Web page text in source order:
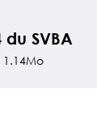
SVBA
1.14Mo